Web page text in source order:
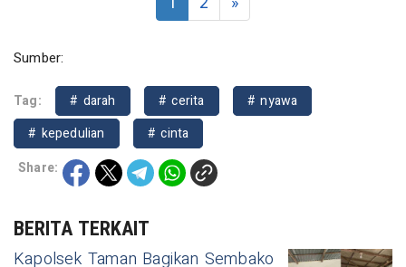
Sumber:
Tag: # darah # cerita
# nyawa
# kepedulian
# cinta
Share:
BERITA TERKAIT
Kapolsek Taman Bagikan Sembako